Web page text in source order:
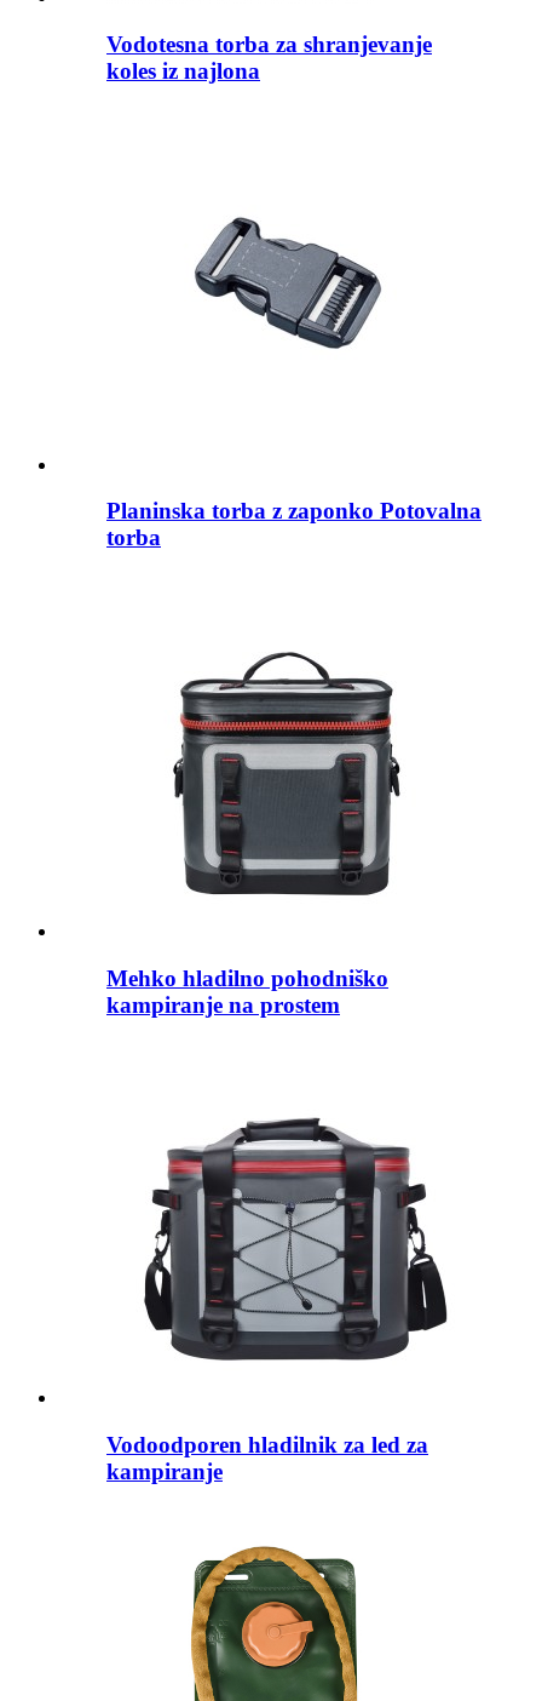
Vodotesna torba za shranjevanje
koles iz najlona
Planinska torba z zaponko Potovalna
torba
Mehko hladilno pohodniško
kampiranje na prostem
Vodoodporen hladilnik za led za
kampiranje